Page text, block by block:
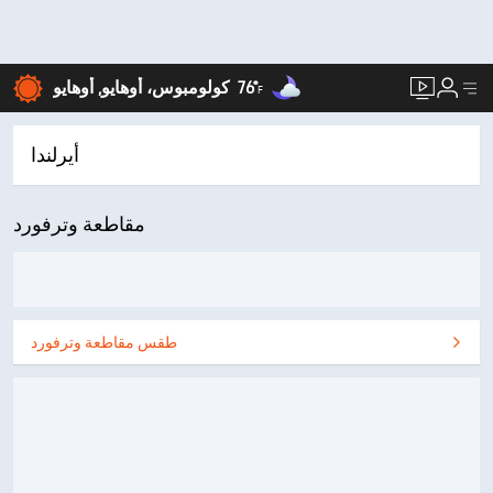
كولومبوس، أوهايو, أوهايو 76°F
أيرلندا
مقاطعة وترفورد
طقس مقاطعة وترفورد